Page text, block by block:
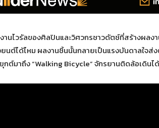
านไวรัลของศิลปินและวิศวกรชาวดัตช์ที่สร้างผล
ยนต์ได้ไหม ผลงานชิ้นนั้นกลายเป็นแรงบันดาลใจ
กต์มาถึง “Walking Bicycle” จักรยานติดล้อเดินไ